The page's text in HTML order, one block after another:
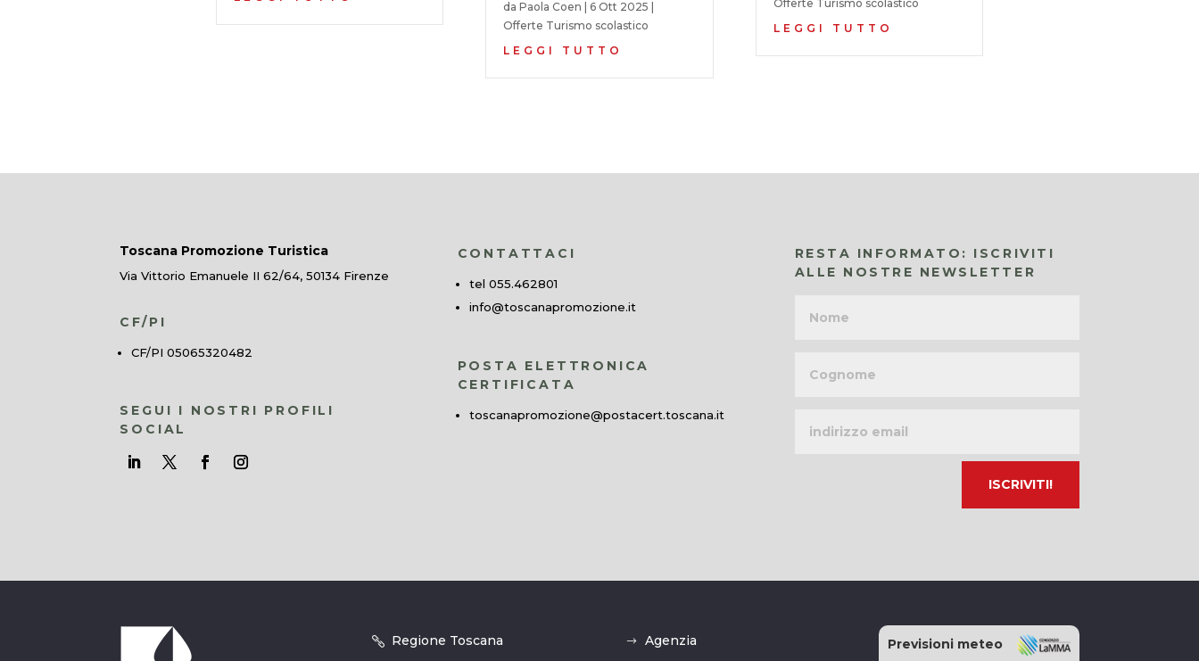
daPaola Coen 6 Ott 2025
Offerte Turismo scolastico
LEGGI TUTTO
Offerte Turismo scolastico
LEGGI TUTTO
Toscana Promozione Turistica
Via Vittorio Emanuele II 62/64, 50134 Firenze
CF/PI
CF/PI 05065320482
SEGUI I NOSTRI PROFILI
SOCIAL
CONTATTACI
tel 055.462801
info@toscanapromozione.it
POSTA ELETTRONICA
CERTIFICATA
toscanapromozione@postacert.toscana.it
RESTA INFORMATO: ISCRIVITI
ALLE NOSTRE NEWSLETTER
email
Regione Toscana Agenzia Previsioni meteo